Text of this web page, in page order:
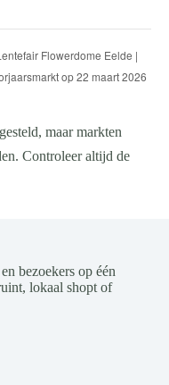
Flowerdome Eelde |
op 22 maart 2026
maar markten
Controleer altijd de
bezoekers op één
lokaal shopt of